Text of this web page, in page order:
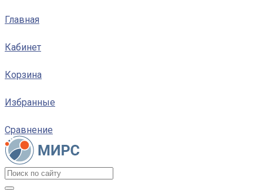
Главная
Кабинет
Корзина
Избранные
Сравнение